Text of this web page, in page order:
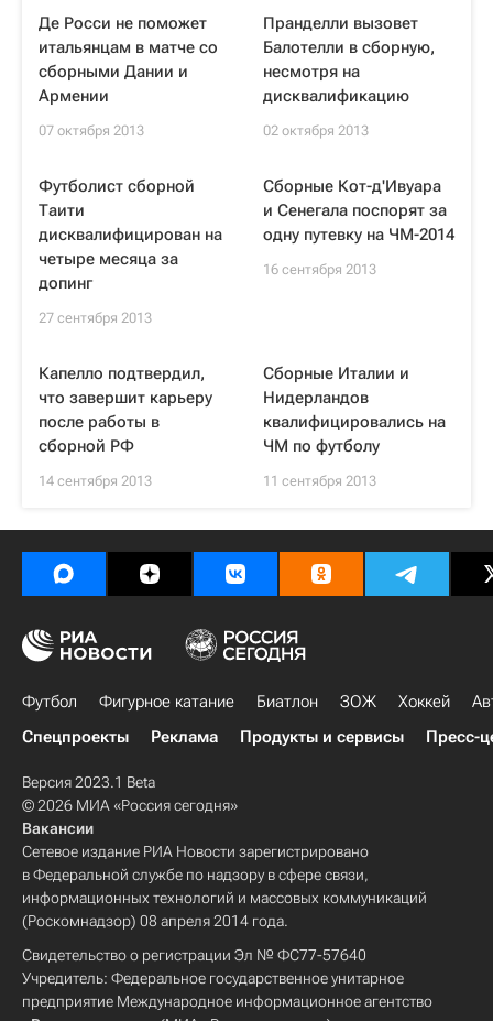
Де Росси не поможет
итальянцам в матче со
сборными Дании и
Армении
07 октября 2013
Пранделли вызовет
Балотелли в сборную,
несмотря на
дисквалификацию
02 октября 2013
Футболист сборной
Таити
дисквалифицирован на
четыре месяца за
допинг
27 сентября 2013
Сборные Кот-д'Ивуара
и Сенегала поспорят за
одну путевку на ЧМ-2014
16 сентября 2013
Капелло подтвердил,
что завершит карьеру
после работы в
сборной РФ
14 сентября 2013
Сборные Италии и
Нидерландов
квалифицировались на
ЧМ по футболу
11 сентября 2013
Футбол Фигурное катание Биатлон ЗОЖ Хоккей
Спецпроекты
Реклама Продукты и сервисы Пресс-
Версия 2023.1 Beta
© 2026 МИА «Россия сегодня»
Вакансии
Сетевое издание РИА Новости зарегистрировано
в Федеральной службе по надзору в сфере связи,
информационных технологий и массовых коммуникаций
(Роскомнадзор) 08 апреля 2014 года.
Свидетельство о регистрации Эл № ФС77-57640
Учредитель: Федеральное государственное унитарное
предприятие Международное информационное агентство